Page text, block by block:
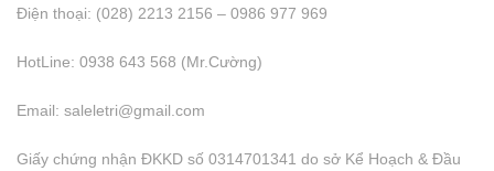
Điện thoại: (028) 2213 2156 – 0986 977 969
HotLine: 0938 643 568 (Mr.Cường)
Email: saleletri@gmail.com
Giấy chứng nhận ĐKKD số 0314701341 do sở Kể Hoạch & Đầu